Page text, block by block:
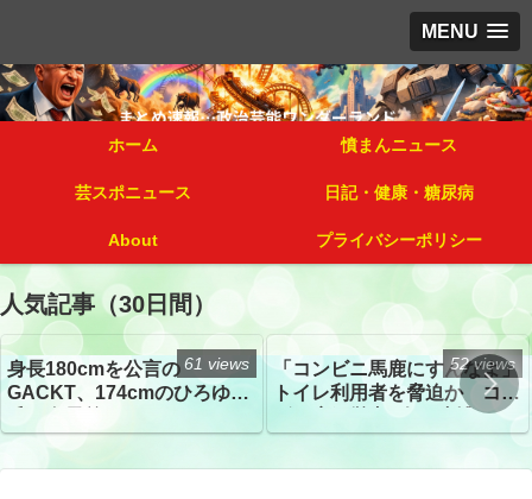
MENU
ホーム 憤まんニュース
芸スポニュース 日記・健康・糖尿病
About プライバシーポリシー
人気記事（30日間）
身長180cmを公言の
GACKT、174cmのひろゆき
トざわつき イベントでの写
真が話題
61 views
「コンビニ馬鹿にすんなよ」
トイレ利用者を脅迫か コン
52 views